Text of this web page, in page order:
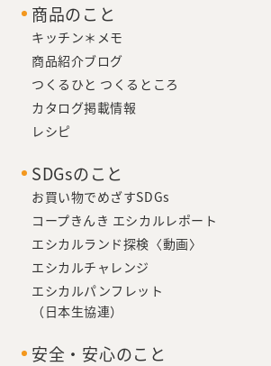
商品のこと
キッチン＊メモ
商品紹介ブログ
つくるひと つくるところ
カタログ掲載情報
レシピ
SDGsのこと
お買い物でめざすSDGs
コープきんき エシカルレポート
エシカルランド探検〈動画〉
エシカルチャレンジ
エシカルパンフレット
（日本生協連）
安全・安心のこと